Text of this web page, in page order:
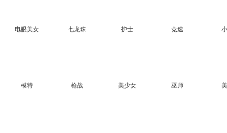
电眼美女 七龙珠 护士 竞速
模特 枪战 美少女 巫师